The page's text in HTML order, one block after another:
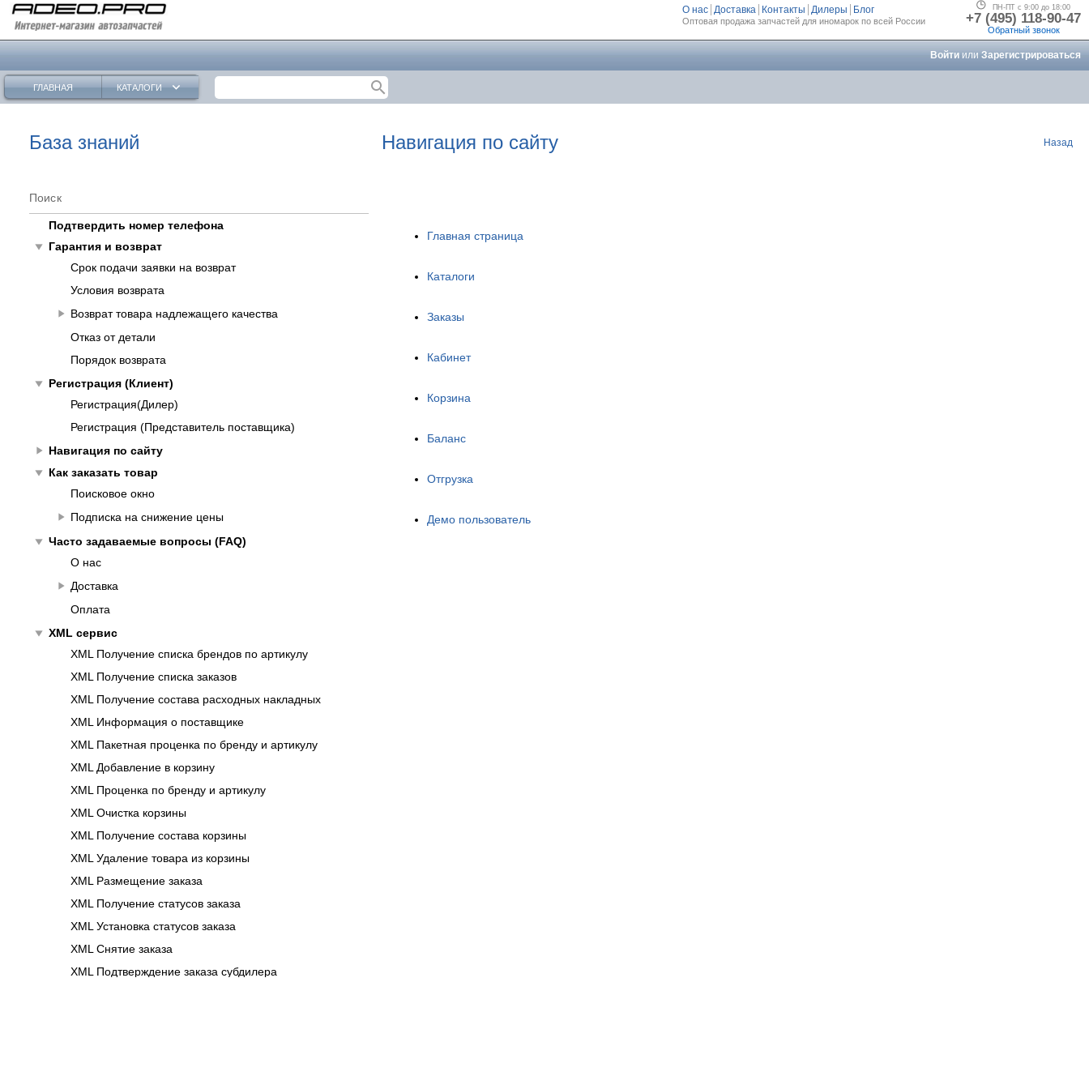
О нас Доставка Контакты Дилеры Блог
Оптовая продажа запчастей для иномарок по всей России
ПН-ПТ с 9:00 до 18:00
+7 (495) 118-90-47
Обратный звонок
Войти или Зарегистрироваться
ГЛАВНАЯ КАТАЛОГИ keyboard_arrow_down search
База знаний
Поиск
Подтвердить номер телефона
play_arrow Гарантия и возврат
Срок подачи заявки на возврат
Условия возврата
play_arrow Возврат товара надлежащего качества
Отказ от детали
Порядок возврата
play_arrow Регистрация (Клиент)
Регистрация(Дилер)
Регистрация (Представитель поставщика)
play_arrow Навигация по сайту
play_arrow Как заказать товар
Поисковое окно
play_arrow Подписка на снижение цены
play_arrow Часто задаваемые вопросы (FAQ)
О нас
play_arrow Доставка
Оплата
play_arrow XML сервис
XML Получение списка брендов по артикулу
XML Получение списка заказов
XML Получение состава расходных накладных
XML Информация о поставщике
XML Пакетная проценка по бренду и артикулу
XML Добавление в корзину
XML Проценка по бренду и артикулу
XML Очистка корзины
XML Получение состава корзины
XML Удаление товара из корзины
XML Размещение заказа
XML Получение статусов заказа
XML Установка статусов заказа
XML Cнятие заказа
XML Подтверждение заказа субдилера
Навигация по сайту Назад
Главная страница
Каталоги
Заказы
Кабинет
Корзина
Баланс
Отгрузка
Демо пользователь